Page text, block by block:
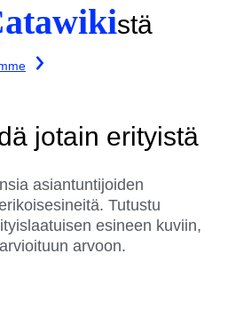
stä
jotain erityistä
asiantuntijoiden
Tutustu
esineen kuviin,
arvoon.